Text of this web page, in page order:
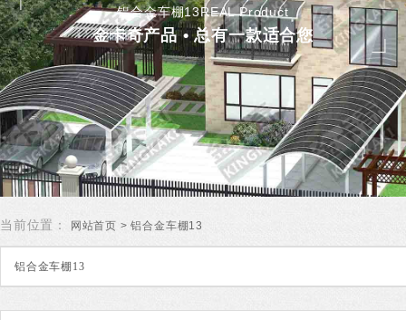
铝合金车棚13REAL Product
金卡奇产品 • 总有一款适合您
当前位置： 网站首页 > 铝合金车棚13
铝合金车棚13